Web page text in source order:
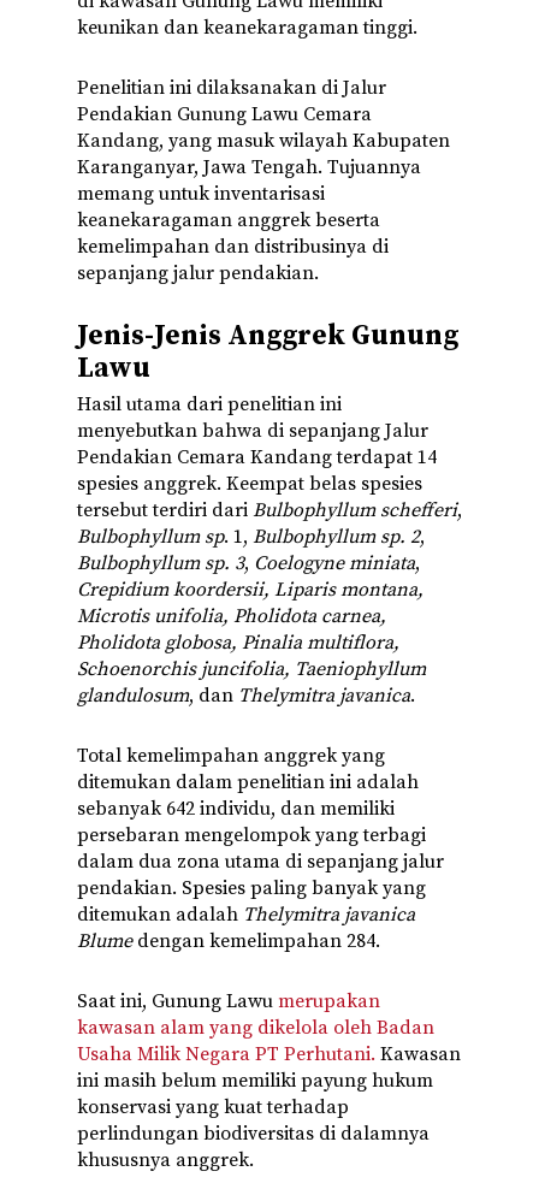
keunikan dan keanekaragaman tinggi.
Penelitian ini dilaksanakan di Jalur
Pendakian Gunung Lawu Cemara
Kandang, yang masuk wilayah Kabupaten
Karanganyar, Jawa Tengah. Tujuannya
memang untuk inventarisasi
keanekaragaman anggrek beserta
kemelimpahan dan distribusinya di
sepanjang jalur pendakian.
Jenis-Jenis Anggrek Gunung
Lawu
Hasil utama dari penelitian ini
menyebutkan bahwa di sepanjang Jalur
Pendakian Cemara Kandang terdapat 14
spesies anggrek. Keempat belas spesies
tersebut terdiri dari Bulbophyllum schefferi,
Bulbophyllum sp. 1, Bulbophyllum sp. 2,
Bulbophyllum sp. 3, Coelogyne miniata,
Crepidium koordersii, Liparis montana,
Microtis unifolia, Pholidota carnea,
Pholidota globosa, Pinalia multiflora,
Schoenorchis juncifolia, Taeniophyllum
glandulosum, dan Thelymitra javanica.
Total kemelimpahan anggrek yang
ditemukan dalam penelitian ini adalah
sebanyak 642 individu, dan memiliki
persebaran mengelompok yang terbagi
dalam dua zona utama di sepanjang jalur
pendakian. Spesies paling banyak yang
ditemukan adalah Thelymitra javanica
Blumedengan kemelimpahan 284.
Saat ini, Gunung Lawu merupakan
kawasan alam yang dikelola oleh Badan
Usaha Milik Negara PT Perhutani. Kawasan
ini masih belum memiliki payung hukum
konservasi yang kuat terhadap
perlindungan biodiversitas di dalamnya
khususnya anggrek.